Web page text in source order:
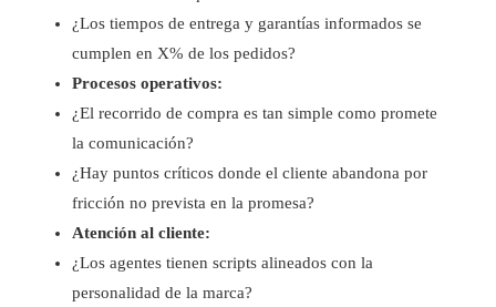
¿Los tiempos de entrega y garantías informados se
cumplen en X% de los pedidos?
Procesos operativos:
¿El recorrido de compra es tan simple como promete
la comunicación?
¿Hay puntos críticos donde el cliente abandona por
fricción no prevista en la promesa?
Atención al cliente:
¿Los agentes tienen scripts alineados con la
personalidad de la marca?